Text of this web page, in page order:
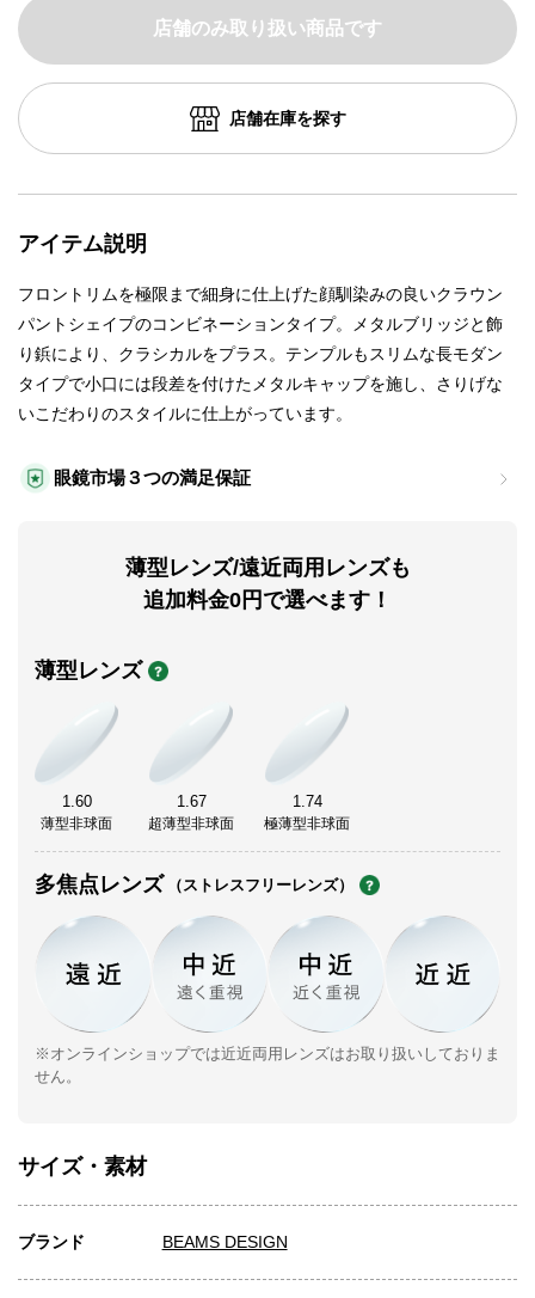
眼鏡市場３つの満足保証
薄型レンズ/遠近両用レンズも
追加料金0円で選べます！
薄型レンズ
1.60
薄型非球面
1.67
超薄型非球面
1.74
極薄型非球面
多焦点レンズ （ストレスフリーレンズ）
※オンラインショップでは近近両用レンズはお取り扱いしておりま
せん。
店舗のみ取り扱い商品です
店舗在庫を探す
アイテム説明
フロントリムを極限まで細身に仕上げた顔馴染みの良いクラウン
パントシェイプのコンビネーションタイプ。メタルブリッジと飾
り鋲により、クラシカルをプラス。テンプルもスリムな長モダン
タイプで小口には段差を付けたメタルキャップを施し、さりげな
いこだわりのスタイルに仕上がっています。
サイズ・素材
ブランド BEAMS DESIGN